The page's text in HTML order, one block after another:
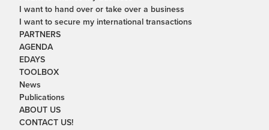
I want to hand over or take over a business
I want to secure my international transactions
PARTNERS
AGENDA
EDAYS
TOOLBOX
News
Publications
ABOUT US
CONTACT US!